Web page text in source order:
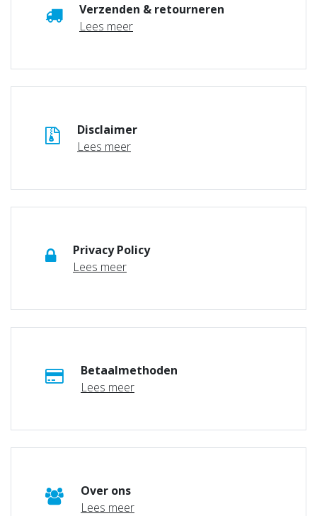
Verzenden & retourneren
Lees meer
Disclaimer
Lees meer
Privacy Policy
Lees meer
Betaalmethoden
Lees meer
Over ons
Lees meer